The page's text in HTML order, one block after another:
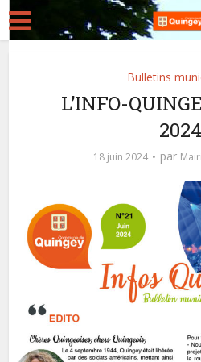
Bulletins
L’INFO-
2024
18 juin 2024 par